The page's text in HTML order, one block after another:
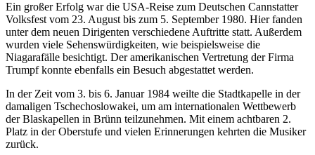
Ein großer Erfolg war die USA-Reise zum Deutschen Cannstatter
Volksfest vom 23. August bis zum 5. September 1980. Hier fanden
unter dem neuen Dirigenten verschiedene Auftritte statt. Außerdem
wurden viele Sehenswürdigkeiten, wie beispielsweise die
Niagarafälle besichtigt. Der amerikanischen Vertretung der Firma
Trumpf konnte ebenfalls ein Besuch abgestattet werden.
In der Zeit vom 3. bis 6. Januar 1984 weilte die Stadtkapelle in der
damaligen Tschechoslowakei, um am internationalen Wettbewerb
der Blaskapellen in Brünn teilzunehmen. Mit einem achtbaren 2.
Platz in der Oberstufe und vielen Erinnerungen kehrten die Musiker
zurück.